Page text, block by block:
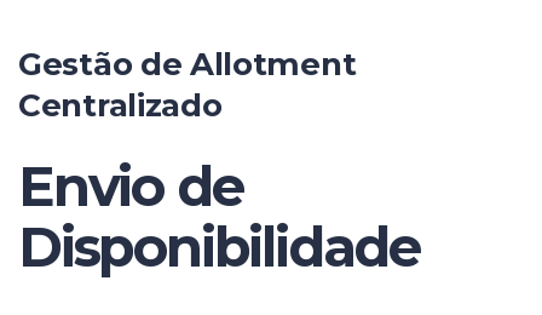
Gestão de Allotment
Centralizado
Envio de
Disponibilidade